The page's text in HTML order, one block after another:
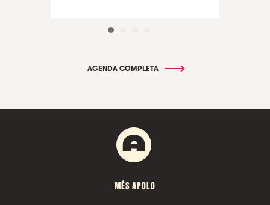
AGENDA COMPLETA
MÉS APOLO